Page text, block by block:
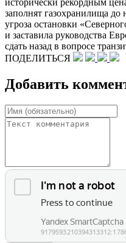
заполнят газохранилища
угроза остановки
и заставила руководства
сдать назад в вопросе
ПОДЕЛИТЬСЯ
Добавить